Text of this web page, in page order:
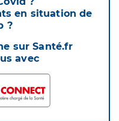
en situation de
?
sur Santé.fr
avec